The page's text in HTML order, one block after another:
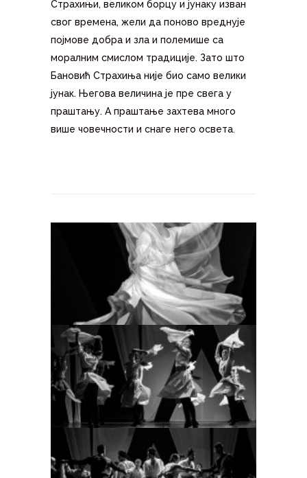
Страхињи, великом борцу и јунаку изван
свог времена, жели да поново вреднује
појмове добра и зла и полемише са
моралним смислом традиције. Зато што
Бановић Страхиња није био само велики
јунак. Његова величина је пре свега у
праштању. А праштање захтева много
више човечности и снаге него освета.